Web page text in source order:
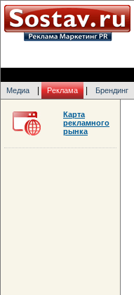
Медиа Реклама Брендинг
Карта
рекламного
рынка